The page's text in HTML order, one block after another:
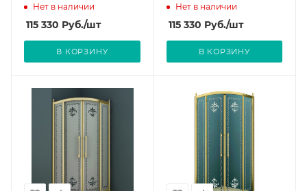
Нет в наличии
115 330 Руб./шт
В КОРЗИНУ
Нет в наличии
115 330 Руб./шт
В КОРЗИНУ